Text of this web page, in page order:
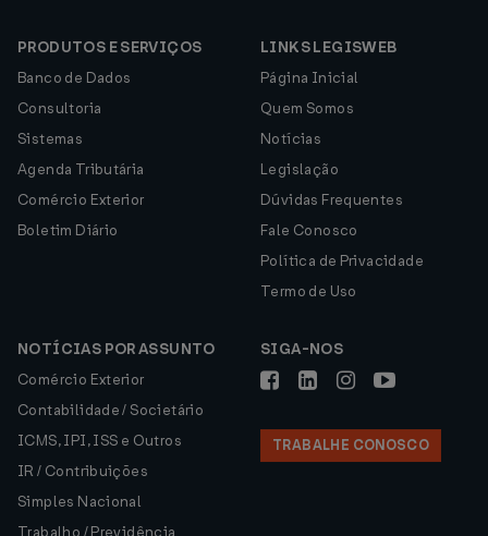
PRODUTOS E SERVIÇOS
Banco de Dados
Consultoria
Sistemas
Agenda Tributária
Comércio Exterior
Boletim Diário
LINKS LEGISWEB
Página Inicial
Quem Somos
Notícias
Legislação
Dúvidas Frequentes
Fale Conosco
Política de Privacidade
Termo de Uso
NOTÍCIAS POR ASSUNTO
Comércio Exterior
Contabilidade / Societário
ICMS, IPI, ISS e Outros
IR / Contribuições
Simples Nacional
Trabalho / Previdência
SIGA-NOS
TRABALHE CONOSCO